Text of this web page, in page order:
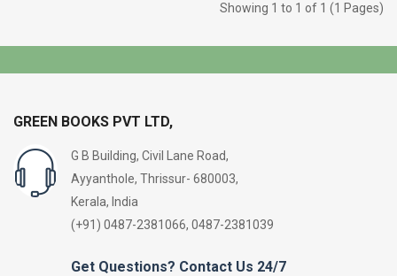
Showing 1 to 1 of 1 (1 Pages)
GREEN BOOKS PVT LTD,
G B Building, Civil Lane Road,
Ayyanthole, Thrissur- 680003,
Kerala, India
(+91) 0487-2381066, 0487-2381039
Get Questions? Contact Us 24/7